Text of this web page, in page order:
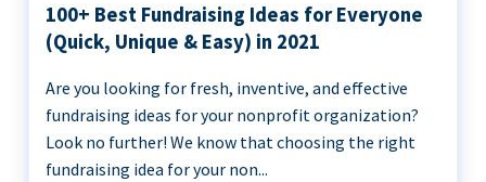
100+ Best Fundraising Ideas for Everyone
(Quick, Unique & Easy) in 2021
Are you looking for fresh, inventive, and effective
fundraising ideas for your nonprofit organization?
Look no further! We know that choosing the right
fundraising idea for your non...